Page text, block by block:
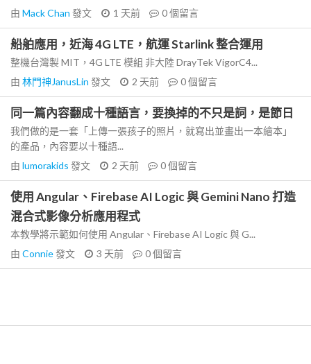
由 Mack Chan 發文 1 天前 0個留言
船舶應用，近海 4G LTE，航運 Starlink 整合運用
整機台灣製 MIT，4G LTE 模組 非大陸 DrayTek VigorC4...
由 林門神JanusLin 發文 2 天前 0個留言
同一篇內容翻成十種語言，要換掉的不只是詞，是節日
我們做的是一套「上傳一張孩子的照片，就寫出並畫出一本繪本」
的產品，內容要以十種語...
由 lumorakids 發文 2 天前 0個留言
使用 Angular、Firebase AI Logic 與 Gemini Nano 打造
混合式影像分析應用程式
本教學將示範如何使用 Angular、Firebase AI Logic 與 G...
由 Connie發文 3 天前 0個留言